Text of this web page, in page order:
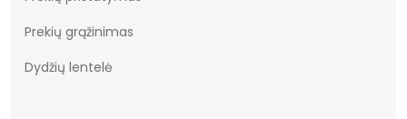
Prekių grąžinimas
Dydžių lentelė